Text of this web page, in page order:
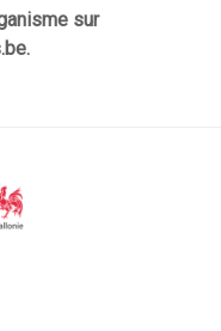
sur